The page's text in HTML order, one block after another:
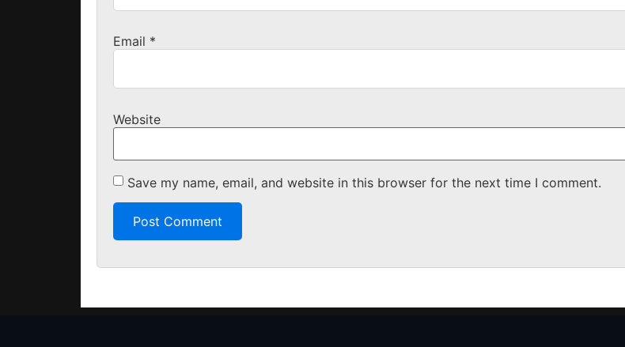
Email *
Website
Save my name, email, and website in this browser for the next time I comment.